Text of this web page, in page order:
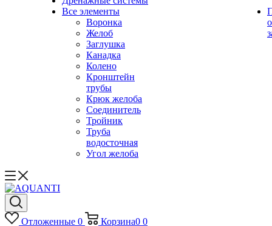
Все элементы
Воронка
Желоб
Заглушка
Канадка
Колено
Кронштейн
трубы
Крюк желоба
Соединитель
Тройник
Труба
водосточная
Угол желоба
Отложенные 0 Корзина0 0